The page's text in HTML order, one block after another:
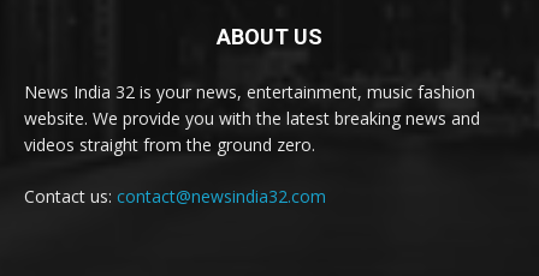
ABOUT US
News India 32 is your news, entertainment, music fashion
website. We provide you with the latest breaking news and
videos straight from the ground zero.
Contact us: contact@newsindia32.com